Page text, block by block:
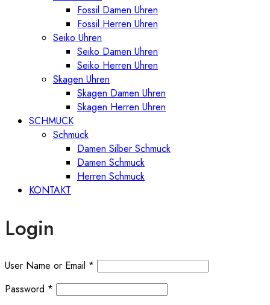
Fossil Damen Uhren
Fossil Herren Uhren
Seiko Uhren
Seiko Damen Uhren
Seiko Herren Uhren
Skagen Uhren
Skagen Damen Uhren
Skagen Herren Uhren
SCHMUCK
Schmuck
Damen Silber Schmuck
Damen Schmuck
Herren Schmuck
KONTAKT
Login
User Name or Email *
Password *